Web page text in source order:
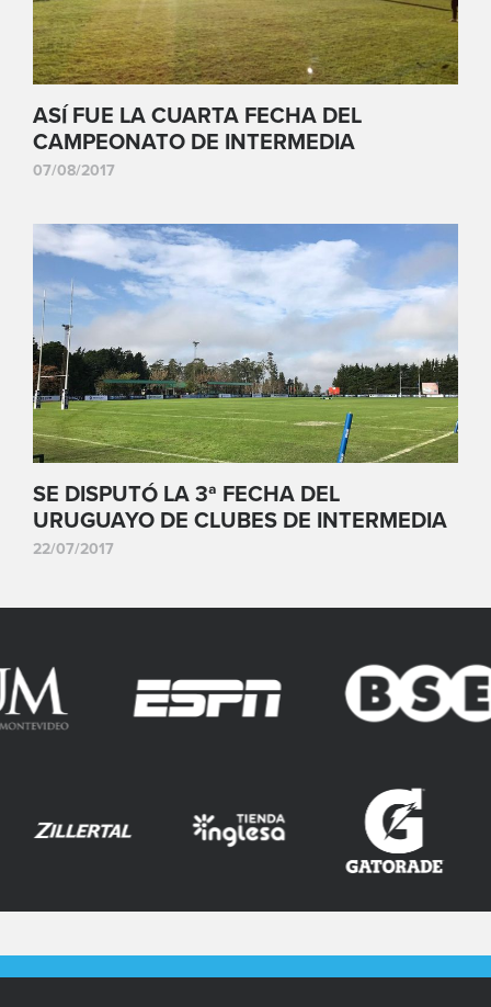
ASÍ FUE LA CUARTA FECHA DEL
CAMPEONATO DE INTERMEDIA
07/08/2017
SE DISPUTÓ LA 3ª FECHA DEL
URUGUAYO DE CLUBES DE INTERMEDIA
22/07/2017